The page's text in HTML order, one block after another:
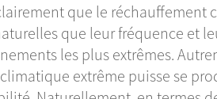
que le réchauffement
que leur fréquence et
les plus extrêmes.
extrême puisse se